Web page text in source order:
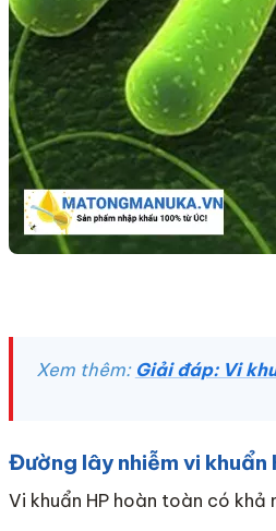
Xem thêm: Giải đáp: Vi
Đường lây nhiễm vi khuẩn
Vi khuẩn HP hoàn toàn có